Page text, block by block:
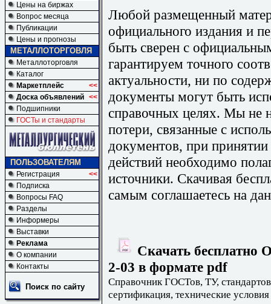
Цены на биржах
Вопрос месяца
Публикации
Цены и прогнозы
МЕТАЛЛОТОРГОВЛЯ
Металлоторговля
Каталог
Маркетплейс
<<
Доска объявлений <<
Подшипники
ГОСТы и стандарты
ПОЛЬЗОВАТЕЛЯМ
Регистрация
<<
Подписка
Вопросы FAQ
Разделы
Информеры
Выставки
Реклама
О компании
Контакты
Поиск по сайту
Любой размещенный
официального издания и
быть сверен с
гарантируем точного
актуальности, ни по
документы могут быть
справочных целях. Мы не
потери, связанные с
документов, при
действий необходимо
источники. Скачивая
самым соглашаетесь на
Скачать бесплатно
2-03 в формате pdf
Справочник ГОСТов, ТУ,
сертификация, технические условия